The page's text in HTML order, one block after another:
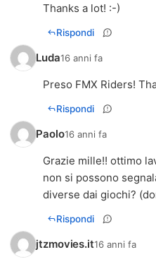
Thanks a lot! :-)
Rispondi
Luda16 anni fa
Preso FMX Riders!
Rispondi
Paolo16 anni fa
Grazie mille!! ottimo
non si possono
diverse dai giochi?
Rispondi
jtzmovies.it16 anni fa